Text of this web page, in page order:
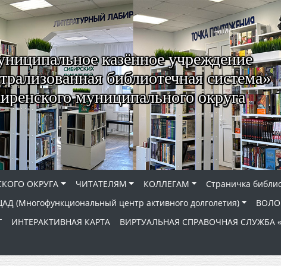
казённое учреждение
библиотечная система»
муниципального округа
ОКРУГА ЧИТАТЕЛЯМ КОЛЛЕГАМ Страничка
(Многофункциональный центр активного долголетия)
ИНТЕРАКТИВНАЯ КАРТА ВИРТУАЛЬНАЯ СПРАВОЧНАЯ СЛУЖБА